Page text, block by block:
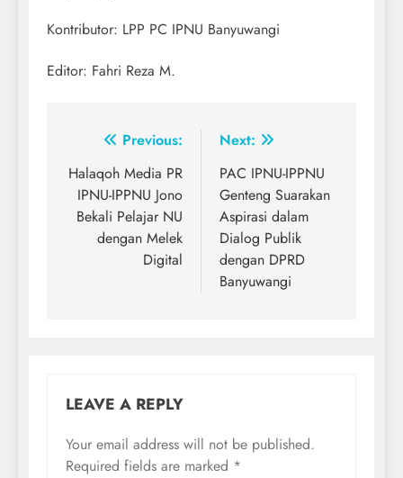
Kontributor: LPP PC IPNU Banyuwangi
Editor: Fahri Reza M.
Post
navigation
Previous:
Halaqoh Media PR
IPNU-IPPNU Jono
Bekali Pelajar NU
dengan Melek
Digital
Next:
PAC IPNU-IPPNU
Genteng Suarakan
Aspirasi dalam
Dialog Publik
dengan DPRD
Banyuwangi
LEAVE A REPLY
Your email address will not be published.
Required fields are marked *